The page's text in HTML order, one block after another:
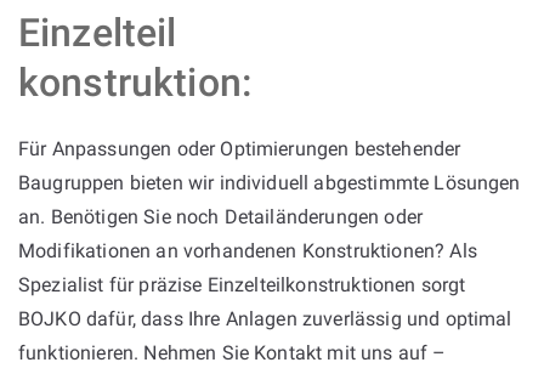
Einzelteil
konstruktion:
Für Anpassungen oder Optimierungen bestehender
Baugruppen bieten wir individuell abgestimmte Lösungen
an. Benötigen Sie noch Detailänderungen oder
Modifikationen an vorhandenen Konstruktionen? Als
Spezialist für präzise Einzelteilkonstruktionen sorgt
BOJKO dafür, dass Ihre Anlagen zuverlässig und optimal
funktionieren. Nehmen Sie Kontakt mit uns auf –